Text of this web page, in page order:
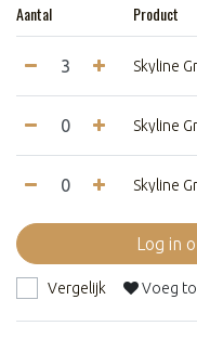
Aantal Product
Log in
Vergelijk Voeg